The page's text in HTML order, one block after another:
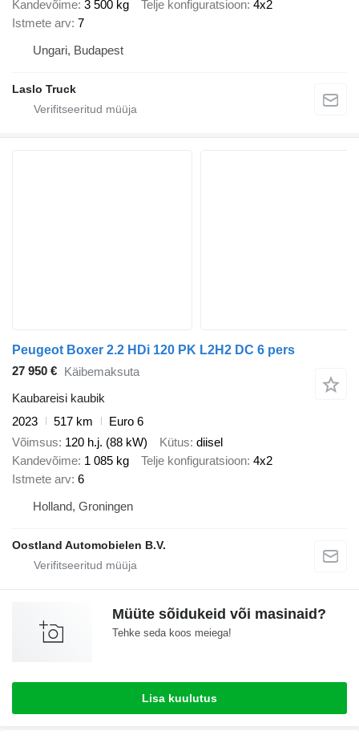
Kandevõime 3 500 kg Telje konfiguratsioon 4x2
Istmete arv 7
Ungari, Budapest
Laslo Truck
Peugeot Boxer 2.2 HDi 120 PK L2H2 DC 6 pers
27 950 €
Käibemaksuta
Kaubareisi kaubik
2023
517 km
Euro 6
Võimsus 120 h.j. (88 kW) Kütus diisel
Kandevõime 1 085 kg Telje konfiguratsioon 4x2
Istmete arv 6
Holland, Groningen
Oostland Automobielen B.V.
Müüte sõidukeid või masinaid?
Tehke seda koos meiega!
Lisa kuulutus